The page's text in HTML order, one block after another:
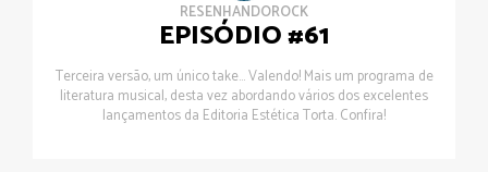
RESENHANDOROCK
EPISÓDIO #61
Terceira versão, um único take... Valendo! Mais um programa de
literatura musical, desta vez abordando vários dos excelentes
lançamentos da Editoria Estética Torta. Confira!